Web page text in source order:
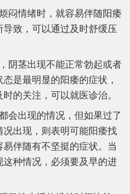
闷情绪时，就容易伴随阳痿
致，可以通过及时舒缓压
阴茎出现不能正常勃起或者
是最明显的阳痿的症状，
的关注，可以就医诊治。
会出现的情况，但如果过了
出现，则表明可能阳痿找
易伴随有不坚挺的症状。当
种情况，必须要及早的进